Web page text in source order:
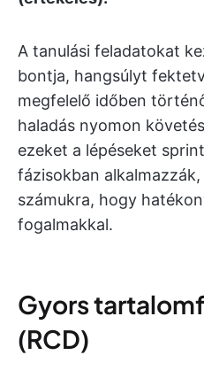
A tanulási feladatokat
bontja, hangsúlyt
megfelelő időben
haladás nyomon
ezeket a lépéseket
fázisokban
számukra, hogy
fogalmakkal.
Gyors
(RCD)